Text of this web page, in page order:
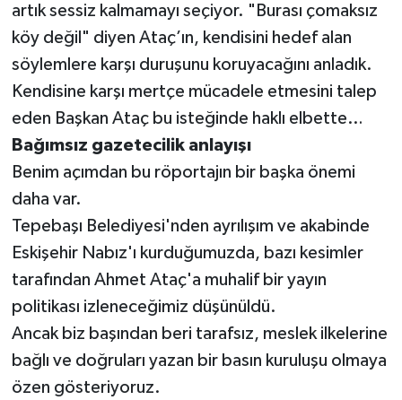
artık sessiz kalmamayı seçiyor. "Burası çomaksız
köy değil" diyen Ataç’ın, kendisini hedef alan
söylemlere karşı duruşunu koruyacağını anladık.
Kendisine karşı mertçe mücadele etmesini talep
eden Başkan Ataç bu isteğinde haklı elbette…
Bağımsız gazetecilik anlayışı
Benim açımdan bu röportajın bir başka önemi
daha var.
Tepebaşı Belediyesi'nden ayrılışım ve akabinde
Eskişehir Nabız'ı kurduğumuzda, bazı kesimler
tarafından Ahmet Ataç'a muhalif bir yayın
politikası izleneceğimiz düşünüldü.
Ancak biz başından beri tarafsız, meslek ilkelerine
bağlı ve doğruları yazan bir basın kuruluşu olmaya
özen gösteriyoruz.